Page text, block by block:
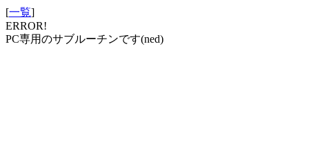
[一覧]
ERROR!
PC専用のサブルーチンです(ned)